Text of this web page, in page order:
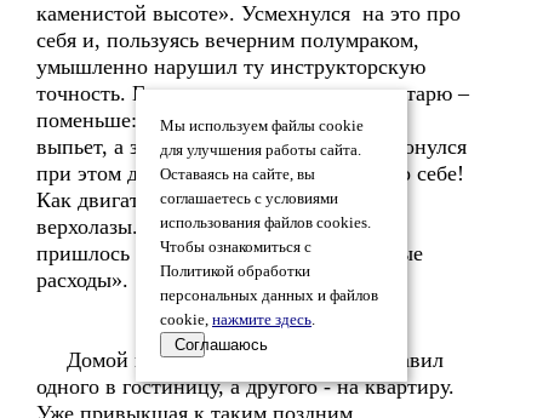
каменистой высоте». Усмехнулся на это про
себя и, пользуясь вечерним полумраком,
умышленно нарушил ту инструкторскую
точность. Гостю налил доверху, а секретарю –
поменьше: журналист сегодня больше
выпьет, а завтра добрее напишет. Дотронулся
при этом до капота и подумал: «Ничего себе!
Как двигатель распекли, спортсмены-
верхолазы. Хоть бы завтра в ремонт не
пришлось отправлять, опять неплановые
расходы».
Домой попал заполночь, когда доставил
одного в гостиницу, а другого - на квартиру.
Уже привыкшая к таким поздним
Мы используем файлы cookie
для улучшения работы сайта.
Оставаясь на сайте, вы
соглашаетесь с условиями
использования файлов cookies.
Чтобы ознакомиться с
Политикой обработки
персональных данных и файлов
cookie, нажмите здесь.
Соглашаюсь